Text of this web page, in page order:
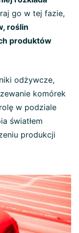
go w tej fazie,
roślin
produktów
odżywcze,
komórek
w podziale
światłem
produkcji